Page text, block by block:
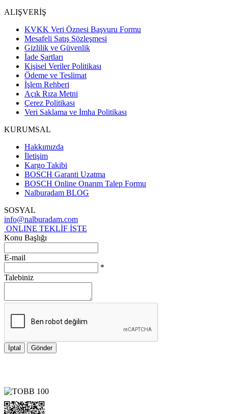
ALIŞVERİŞ
KVKK Veri Öznesi Başvuru Formu
Mesafeli Satış Sözleşmesi
Gizlilik ve Güvenlik
İade Şartları
Kişisel Veriler Politikası
Ödeme ve Teslimat
İşlem Rehberi
Açık Rıza Metni
Çerez Politikası
Veri Saklama ve İmha Politikası
KURUMSAL
Hakkımızda
İletişim
Kargo Takibi
BOSCH Garanti Uzatma
BOSCH Online Onarım Talep Formu
Nalburadam BLOG
SOSYAL
info@nalburadam.com
ONLINE TEKLİF İSTE
Konu Başlığı
E-mail
*
Talebiniz
İptal Gönder